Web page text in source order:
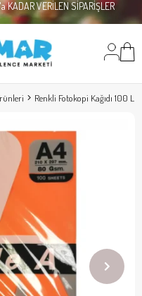
KADAR VERİLEN SİPARİŞLER
Renkli Fotokopi Kağıdı 100